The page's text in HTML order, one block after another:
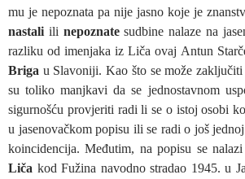
mu je nepoznata pa nije jasno koje je
nastali ili nepoznatesudbine nalaze na
razliku od imenjaka iz Liča ovaj Antun
Briga u Slavoniji. Kao što se može
su toliko manjkavi da se jednostavnom
sigurnošću provjeriti radi li se o istoj osobi
u jasenovačkom popisu ili se radi o još
koincidencija. Međutim, na popisu se
Liča kod Fužina navodno stradao 1945. u